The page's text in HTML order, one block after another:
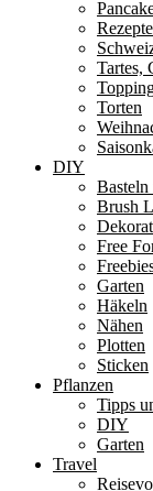
Tartes,
Torten
DIY
Brush
Free
Garten
Häkeln
Nähen
Plotten
Sticken
Pflanzen
Tipps
DIY
Garten
Travel